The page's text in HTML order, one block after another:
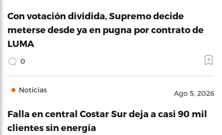
Con votación dividida, Supremo decide
meterse desde ya en pugna por contrato de
LUMA
0
Noticias Ago 5, 2026
Falla en central Costar Sur deja a casi 90 mil
clientes sin energía